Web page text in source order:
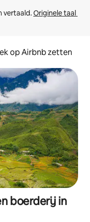
vertaald. Originele taal
op Airbnb zetten
boerderij in